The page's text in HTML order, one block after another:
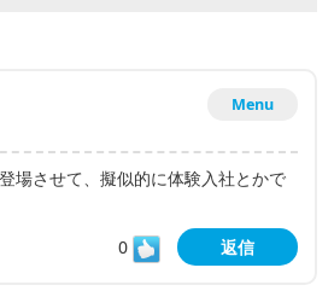
Menu
場させて、擬似的に体験入社とかで
0
返信